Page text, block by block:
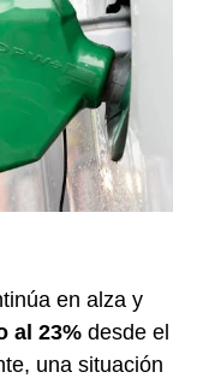
en alza y
al 23% desde el
una situación